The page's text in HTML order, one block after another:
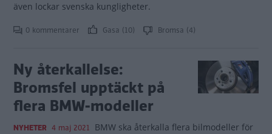
även lockar svenska kungligheter.
0 kommentarer Gasa (10) Bromsa (4)
Ny återkallelse:
Bromsfel upptäckt på
flera BMW-modeller
NYHETER 4 maj 2021 BMW ska återkalla flera bilmodeller för